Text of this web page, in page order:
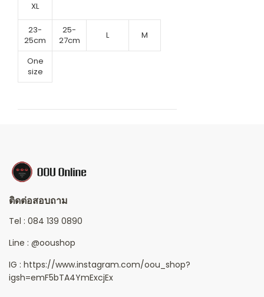
XL
23-
25cm
25-
27cm
L M
One
size
ติดต่อสอบถาม
Tel : 084 139 0890
Line : @ooushop
IG : https://www.instagram.com/oou_shop?
igsh=emF5bTA4YmExcjEx